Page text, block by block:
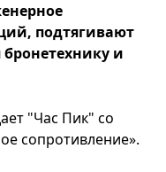
подтягивают
и
"Час Пик" со
сопротивление».